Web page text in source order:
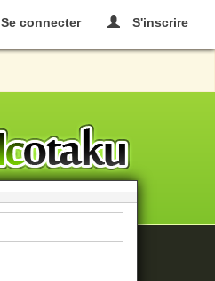
Se connecter S'inscrire